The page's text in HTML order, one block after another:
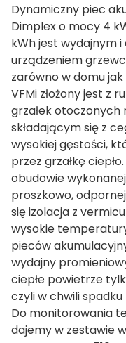
Dynamiczny piec
Dimplex o mocy 4
kWh jest wydajnym
urządzeniem
zarówno w domu
VFMi złożony jest z
grzałek
składającym się z
wysokiej gęstości,
przez grzałkę
obudowie
proszkowo,
się izolacja z
wysokie
pieców
wydajny
ciepłe powietrze
czyli w chwili
Do monitorowania
dajemy w zestawie